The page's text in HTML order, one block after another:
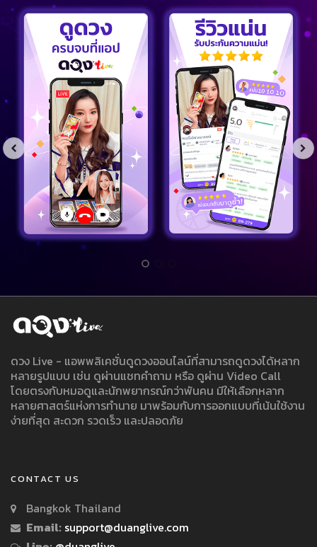
ดวง Live - แอพพลิเคชั่นดูดวงออนไลน์ที่สามารถดูดวงได้หลาก
หลายรูปแบบ เช่น ดูผ่านแชทคำถาม หรือ ดูผ่าน Video Call
โดยตรงกับหมอดูและนักพยากรณ์กว่าพันคน มีให้เลือกหลาก
หลายศาสตร์แห่งการทำนาย มาพร้อมกับการออกแบบที่เน้นใช้งาน
ง่ายที่สุด สะดวก รวดเร็ว และปลอดภัย
CONTACT US
Bangkok Thailand
Email: support@duanglive.com